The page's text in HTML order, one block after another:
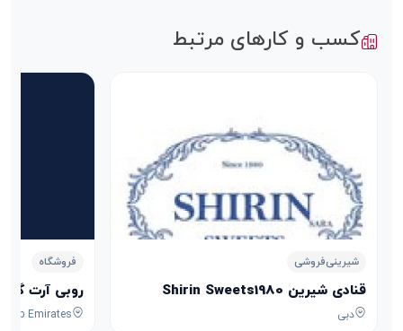
کسب و کارهای مرتبط
شیرینی‌فروشی
قنادی شیرین Shirin Sweets1980
دبی
فروشگاه
روبی آرت گلد Ruby Art Gold